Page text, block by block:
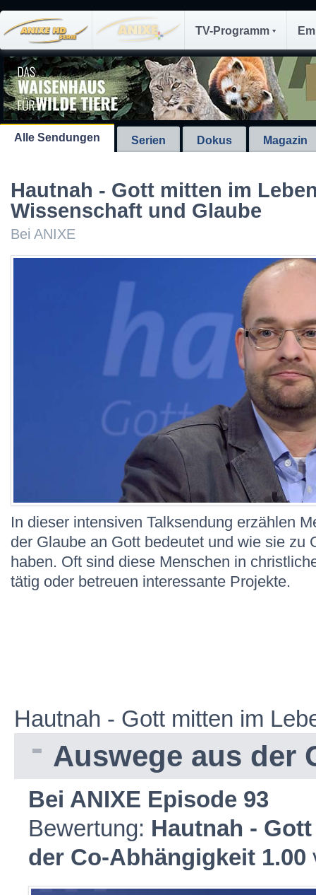
TV-Programm
Alle Sendungen Serien Dokus Magazin
Hautnah - Gott mitten im
Wissenschaft und Glaube
Bei ANIXE
In dieser intensiven Talksendung erzählen
der Glaube an Gott bedeutet und wie sie zu
haben. Oft sind diese Menschen in
tätig oder betreuen interessante Projekte.
Hautnah - Gott mitten im
Auswege aus der
Bei ANIXE Episode 93
Bewertung: Hautnah -
der Co-Abhängigkeit 1.00